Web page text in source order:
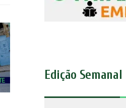
Edição Semanal